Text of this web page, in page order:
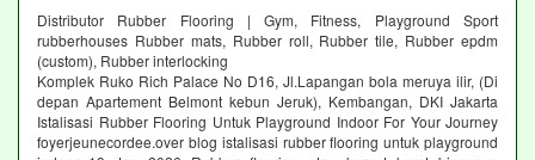
Distributor Rubber Flooring | Gym, Fitness, Playground Sport
rubberhouses Rubber mats, Rubber roll, Rubber tile, Rubber epdm
(custom), Rubber interlocking
Komplek Ruko Rich Palace No D16, Jl.Lapangan bola meruya ilir, (Di
depan Apartement Belmont kebun Jeruk), Kembangan, DKI Jakarta
Istalisasi Rubber Flooring Untuk Playground Indoor For Your Journey
foyerjeunecordee.over blog istalisasi rubber flooring untuk playground